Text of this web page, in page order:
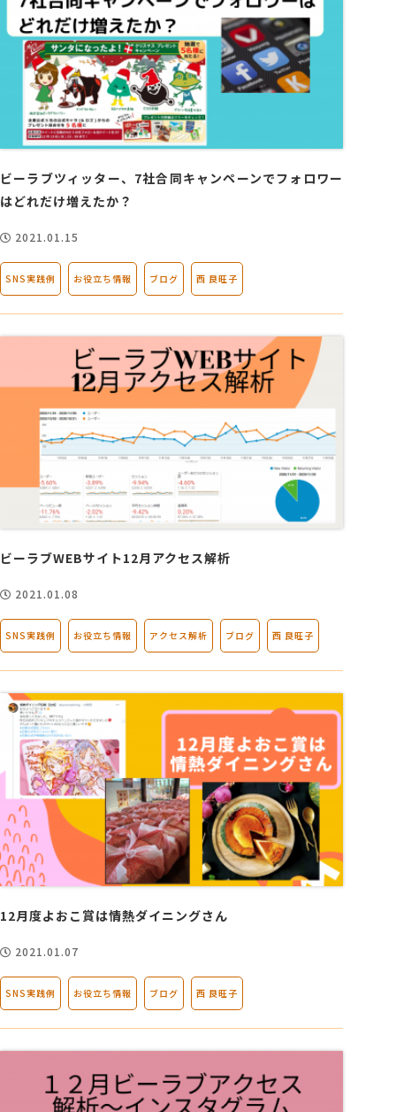
ビーラブツィッター、7社合同キャンペーンでフォロワー
はどれだけ増えたか？
2021.01.15
SNS実践例 お役立ち情報 ブログ 西 良旺子
ビーラブWEBサイト12月アクセス解析
2021.01.08
SNS実践例 お役立ち情報 アクセス解析 ブログ 西 良旺子
12月度よおこ賞は情熱ダイニングさん
2021.01.07
SNS実践例 お役立ち情報 ブログ 西 良旺子